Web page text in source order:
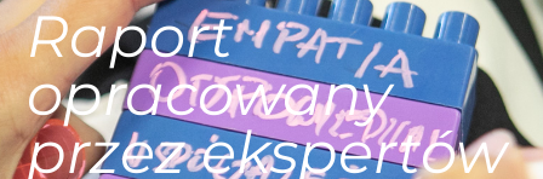
Raport
opracowany
przez ekspertów